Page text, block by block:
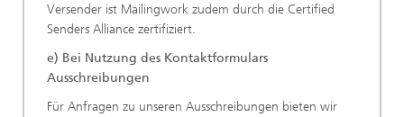
Versender ist Mailingwork zudem durch die Certified
Senders Alliance zertifiziert.
e) Bei Nutzung des Kontaktformulars
Ausschreibungen
Für Anfragen zu unseren Ausschreibungen bieten wir